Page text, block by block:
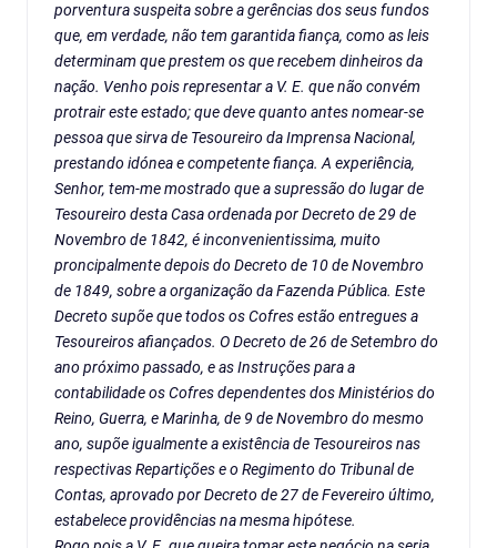
porventura suspeita sobre a gerências dos seus fundos
que, em verdade, não tem garantida fiança, como as leis
determinam que prestem os que recebem dinheiros da
nação. Venho pois representar a V. E. que não convém
protrair este estado; que deve quanto antes nomear-se
pessoa que sirva de Tesoureiro da Imprensa Nacional,
prestando idónea e competente fiança. A experiência,
Senhor, tem-me mostrado que a supressão do lugar de
Tesoureiro desta Casa ordenada por Decreto de 29 de
Novembro de 1842, é inconvenientissima, muito
proncipalmente depois do Decreto de 10 de Novembro
de 1849, sobre a organização da Fazenda Pública. Este
Decreto supõe que todos os Cofres estão entregues a
Tesoureiros afiançados. O Decreto de 26 de Setembro do
ano próximo passado, e as Instruções para a
contabilidade os Cofres dependentes dos Ministérios do
Reino, Guerra, e Marinha, de 9 de Novembro do mesmo
ano, supõe igualmente a existência de Tesoureiros nas
respectivas Repartições e o Regimento do Tribunal de
Contas, aprovado por Decreto de 27 de Fevereiro último,
estabelece providências na mesma hipótese.